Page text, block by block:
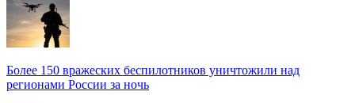
Более 150 вражеских беспилотников уничтожили над
регионами России за ночь